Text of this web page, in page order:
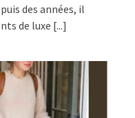
des années, il
de luxe [...]